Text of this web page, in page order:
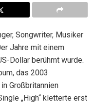
Songwriter, Musiker
Jahre mit einem
Dollar berühmt wurde.
das 2003
Großbritannien
„High“ kletterte erst